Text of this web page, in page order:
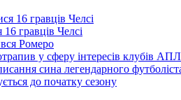
гравців Челсі
Ромеро
у сферу інтересів клубів АПЛ
сина легендарного
до початку сезону